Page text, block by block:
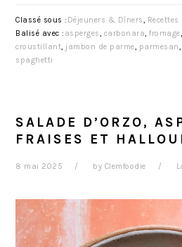
Classé sous : Déjeuners & Dîners, Recettes
Balisé avec : asperges, carbonara,fromage,
croustillant, jambon de parme, parmesan,
spaghetti
SALADE D’ORZO,
FRAISES ET
8 mai 2025 by Clemfoodie